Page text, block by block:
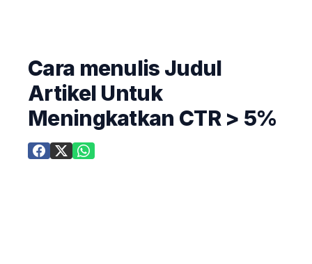
Cara menulis Judul
Artikel Untuk
Meningkatkan CTR > 5%